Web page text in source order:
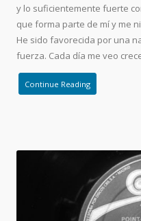
y lo suficientemente fuerte
que forma parte de mí y me
He sido favorecida por una
fuerza. Cada día me veo
Continue Reading